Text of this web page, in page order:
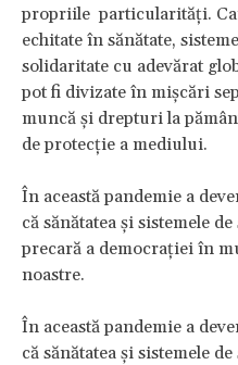
propriile particularități.
echitate în sănătate,
solidaritate cu adevărat
pot fi divizate în mișcări
muncă și drepturi la
de protecție a mediului.
În această pandemie a
că sănătatea și sistemele
precară a democrației în
noastre.
În această pandemie a
că sănătatea și sistemele